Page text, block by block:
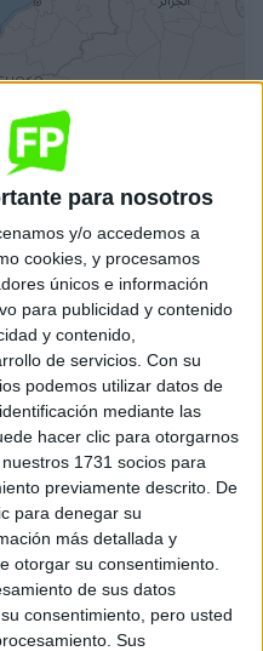
para nosotros
y/o accedemos a
cookies, y procesamos
únicos e información
para publicidad y contenido
y contenido,
de servicios. Con su
podemos utilizar datos de
mediante las
hacer clic para otorgarnos
1731 socios para
previamente descrito. De
para denegar su
más detallada y
otorgar su consentimiento.
de sus datos
consentimiento, pero usted
Sus
Solar Térmica
Solar Térmica
más